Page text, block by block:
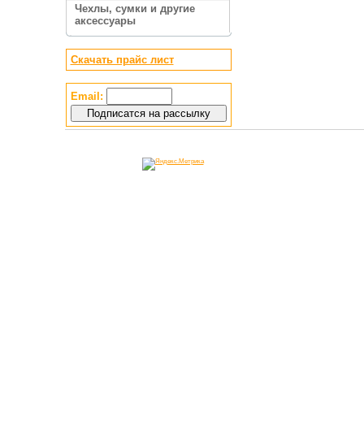
Чехлы, сумки и другие
аксессуары
Скачать прайс лист
Email: